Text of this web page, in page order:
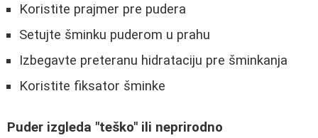
Koristite prajmer pre pudera
Setujte šminku puderom u prahu
Izbegavte preteranu hidrataciju pre šminkanja
Koristite fiksator šminke
Puder izgleda "teško" ili neprirodno